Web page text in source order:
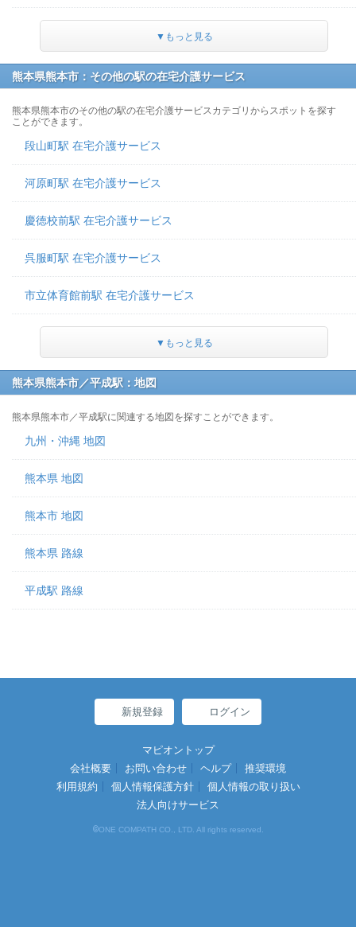
▼もっと見る
熊本県熊本市：その他の駅の在宅介護サービス
熊本県熊本市のその他の駅の在宅介護サービスカテゴリからスポットを探す
ことができます。
段山町駅 在宅介護サービス
河原町駅 在宅介護サービス
慶徳校前駅 在宅介護サービス
呉服町駅 在宅介護サービス
市立体育館前駅 在宅介護サービス
▼もっと見る
熊本県熊本市／平成駅：地図
熊本県熊本市／平成駅に関連する地図を探すことができます。
九州・沖縄 地図
熊本県 地図
熊本市 地図
熊本県 路線
平成駅 路線
新規登録 ログイン
マピオントップ
会社概要
お問い合わせ ヘルプ
推奨環境
利用規約
個人情報保護方針
個人情報の取り扱い
法人向けサービス
©ONE COMPATH CO., LTD. All rights reserved.